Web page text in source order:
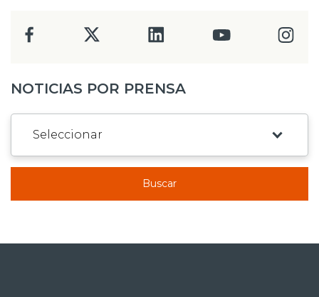
NOTICIAS POR PRENSA
Buscar